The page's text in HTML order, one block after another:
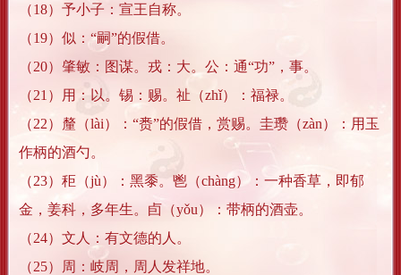
（18）予小子：宣王自称。
（19）似：“嗣”的假借。
（20）肇敏：图谋。戎：大。公：通“功”，事。
（21）用：以。锡：赐。祉（zhǐ）：福禄。
（22）釐（lài）：“赉”的假借，赏赐。圭瓒（zàn）：用玉
作柄的酒勺。
（23）秬（jù）：黑黍。鬯（chàng）：一种香草，即郁
金，姜科，多年生。卣（yǒu）：带柄的酒壶。
（24）文人：有文德的人。
（25）周：岐周，周人发祥地。